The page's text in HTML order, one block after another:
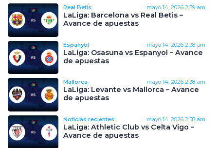
Real Betis mayo 14, 2026 2:39 am
LaLiga: Barcelona vs Real Betis –
Avance de apuestas
Espanyol mayo 14, 2026 2:38 am
LaLiga: Osasuna vs Espanyol – Avance
de apuestas
Mallorca mayo 14, 2026 2:38 am
LaLiga: Levante vs Mallorca – Avance
de apuestas
Noticias recientes mayo 14, 2026 2:38 am
LaLiga: Athletic Club vs Celta Vigo –
Avance de apuestas